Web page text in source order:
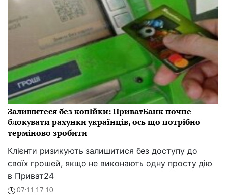
Залишитеся без копійки: ПриватБанк почне
блокувати рахунки українців, ось що потрібно
терміново зробити
Клієнти ризикують залишитися без доступу до
своїх грошей, якщо не виконають одну просту дію
в Приват24
07:11 17.10